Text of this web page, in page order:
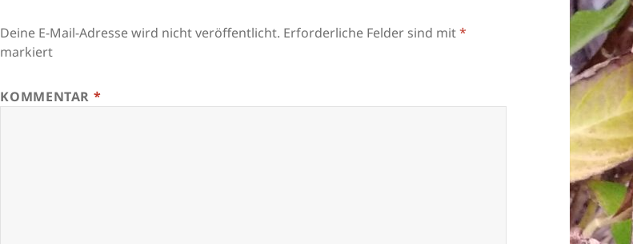
Deine E-Mail-Adresse wird nicht veröffentlicht. Erforderliche Felder sind mit*
markiert
KOMMENTAR *